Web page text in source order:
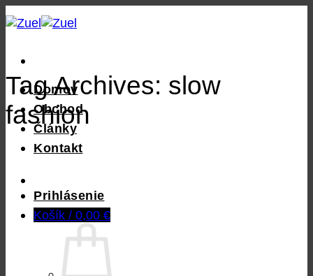
Skip
to
Domov
Obchod
Články
Kontakt
Prihlásenie
Košík / 0,00 €
Tag Archives: slow
fashion